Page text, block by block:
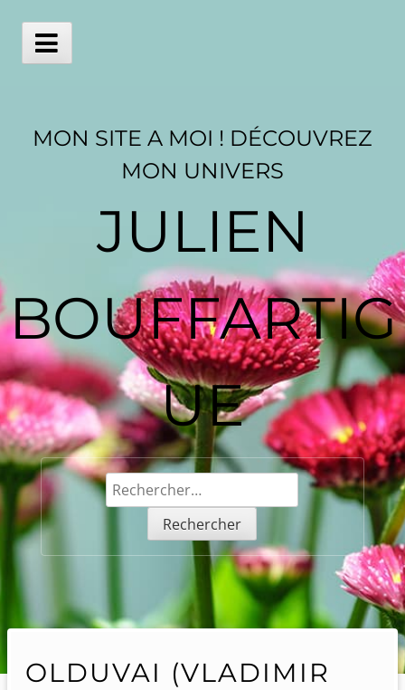
contentMain
MON SITE A MOI ! DÉCOUVREZ
MON UNIVERS
JULIEN
BOUFFARTIG
UE
Rechercher :
OLDUVAI (VLADIMIR